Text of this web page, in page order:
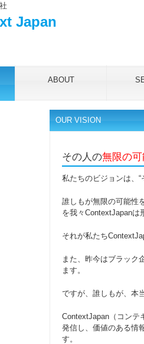
Japan
ABOUT
OUR VISION
その人の無限の可
私たちのビジョンは、“
誰しもが無限の可能性
を我々ContextJapanは
それが私たち
また、昨今はブラック
ます。
ですが、誰しもが、本
ContextJapan（コンテ
発信し、価値のある情
す。